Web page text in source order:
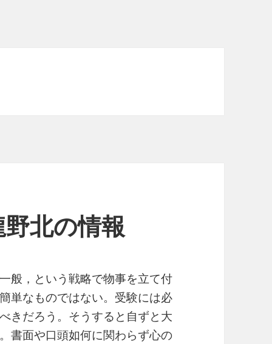
北の情報
般，という戦略で物事を立て付
単なものではない。受験には必
きだろう。そうすると自ずと大
書面や口頭如何に関わらず心の